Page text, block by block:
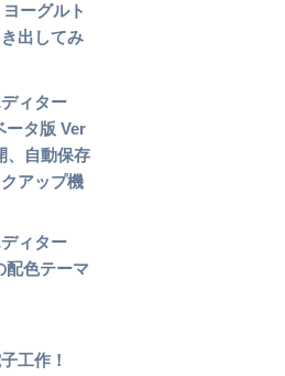
ーグルト
出してみ
ィター
ータ版 Ver
、自動保存
アップ機
ィター
配色テーマ
工作！